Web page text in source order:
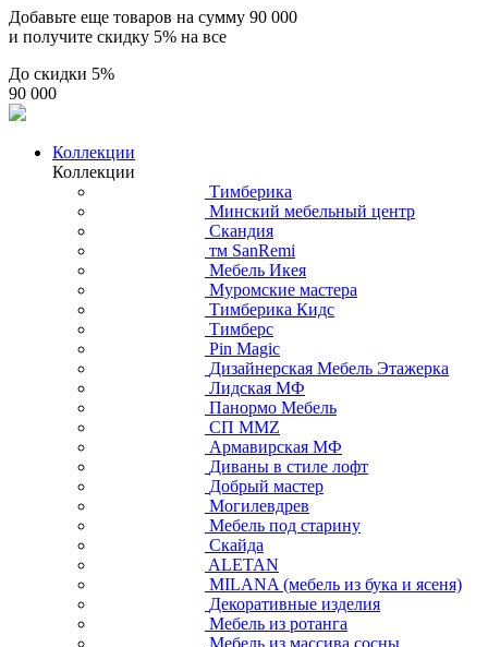
Добавьте еще товаров на сумму 90 000
и получите скидку 5% на все
До скидки 5%
90 000
Коллекции
Коллекции
Тимберика
Минский мебельный центр
Скандия
тм SanRemi
Мебель Икея
Муромские мастера
Тимберика Кидс
Тимберс
Pin Magic
Дизайнерская Мебель Этажерка
Лидская МФ
Панормо Мебель
СП ММZ
Армавирская МФ
Диваны в стиле лофт
Добрый мастер
Могилевдрев
Мебель под старину
Скайда
ALETAN
MILANA (мебель из бука и ясеня)
Декоративные изделия
Мебель из ротанга
Мебель из массива сосны